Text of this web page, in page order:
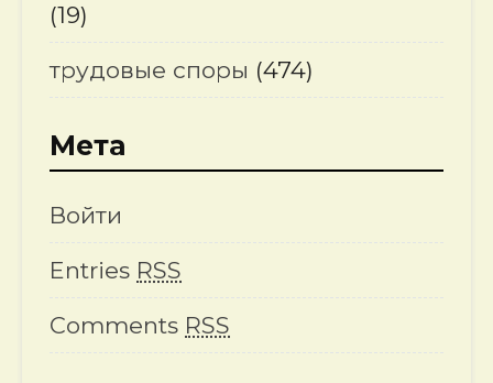
(19)
трудовые споры (474)
Мета
Войти
Entries RSS
Comments RSS